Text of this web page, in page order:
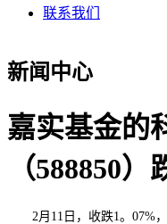
联系我们
新闻中心
嘉实基金的
（588850）
2月11日，收跌1。07%，